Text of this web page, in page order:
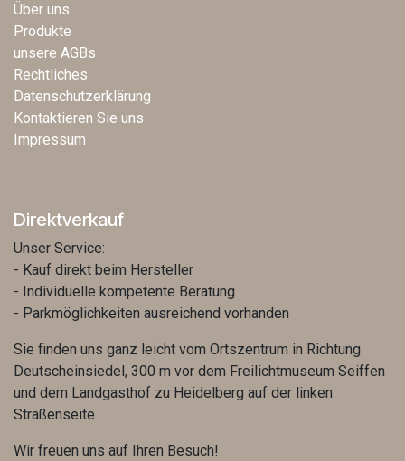
Über uns
Produkte
unsere AGBs
Rechtliches
Datenschutzerklärung
Kontaktieren Sie uns
Impressum
Direktverkauf
Unser Service:
- Kauf direkt beim Hersteller
- Individuelle kompetente Beratung
- Parkmöglichkeiten ausreichend vorhanden
Sie finden uns ganz leicht vom Ortszentrum in Richtung
Deutscheinsiedel, 300 m vor dem Freilichtmuseum Seiffen
und dem Landgasthof zu Heidelberg auf der linken
Straßenseite.
Wir freuen uns auf Ihren Besuch!